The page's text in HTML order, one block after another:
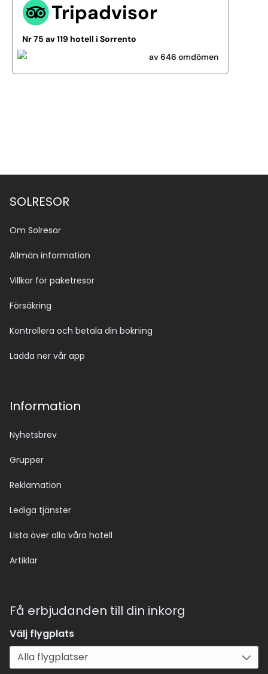
Tripadvisor
Nr 75 av 119 hotell i Sorrento
av 646 omdömen
SOLRESOR
Om Solresor
Allmän information
Villkor för paketresor
Försäkring
Kontrollera och betala din bokning
Ladda ner vår app
Information
Nyhetsbrev
Grupper
Reklamation
Lediga tjänster
Lista över alla våra hotell
Artiklar
Få erbjudanden till din inkorg
Välj flygplats